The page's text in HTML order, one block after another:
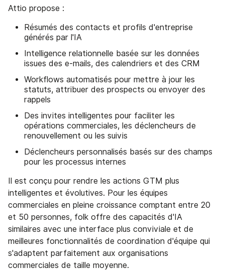
Attio propose :
Résumés des contacts et profils d'entreprise
générés par l'IA
Intelligence relationnelle basée sur les données
issues des e-mails, des calendriers et des CRM
Workflows automatisés pour mettre à jour les
statuts, attribuer des prospects ou envoyer des
rappels
Des invites intelligentes pour faciliter les
opérations commerciales, les déclencheurs de
renouvellement ou les suivis
Déclencheurs personnalisés basés sur des champs
pour les processus internes
Il est conçu pour rendre les actions GTM plus
intelligentes et évolutives. Pour les équipes
commerciales en pleine croissance comptant entre 20
et 50 personnes, folk offre des capacités d'IA
similaires avec une interface plus conviviale et de
meilleures fonctionnalités de coordination d'équipe qui
s'adaptent parfaitement aux organisations
commerciales de taille moyenne.